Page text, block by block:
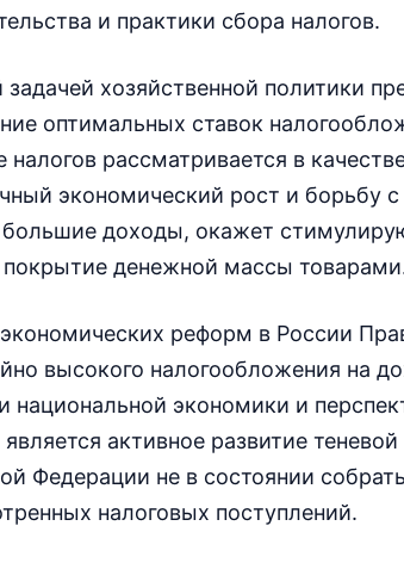
и практики сбора налогов.
задачей хозяйственной политики
оптимальных ставок
рассматривается в
экономический рост и борьбу
большие доходы, окажет
покрытие денежной массы
реформ в России
высокого налогообложения на
национальной экономики и
активное развитие
Федерации не в состоянии
налоговых поступлений.